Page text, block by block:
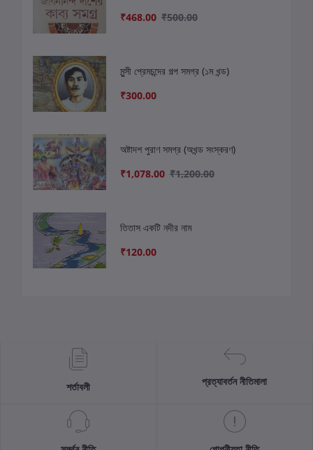
₹468.00 ₹500.00
মুন্সী প্রেমচন্দের গল্প সমগ্র (১ম খন্ড)
₹300.00
অষ্টাদশ পুরাণ সমগ্র (অখন্ড সংস্করণ)
₹1,078.00 ₹1,200.00
তিতাস একটি নদীর নাম
₹120.00
শর্তাবলী প্রত্যাবর্তন নীতিমালা